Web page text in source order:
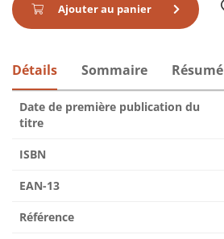
Ajouter au panier
Détails Sommaire Résumé
Date de première publication du
titre
ISBN
EAN-13
Référence